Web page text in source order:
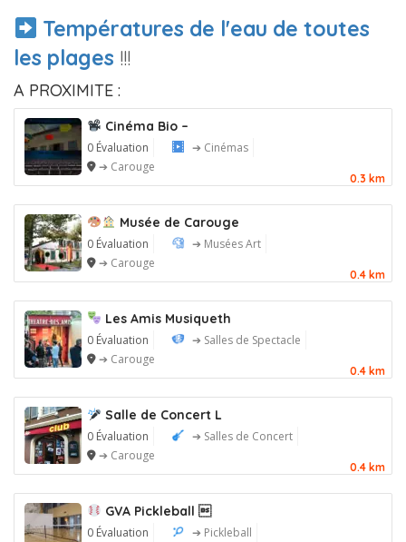
Températures de l'eau de toutes
les plages !!!
A PROXIMITE :
Cinéma Bio –
0 Évaluation
➔ Cinémas
➔ Carouge
0.3 km
Musée de Carouge
0 Évaluation
➔ Musées Art
➔ Carouge
0.4 km
Les Amis Musiqueth
0 Évaluation
➔ Salles de Spectacle
➔ Carouge
0.4 km
Salle de Concert L
0 Évaluation
➔ Salles de Concert
➔ Carouge
0.4 km
GVA Pickleball 
0 Évaluation
➔ Pickleball